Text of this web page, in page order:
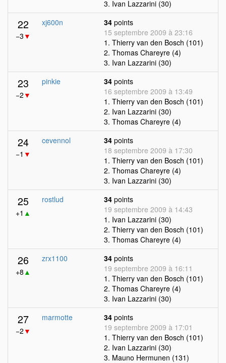
3. Ivan Lazzarini (30)
22
−3 ▼
xj600n 34 points
15 septembre 2009 à 23:16
1. Thierry van den Bosch (101)
2. Thomas Chareyre (4)
3. Ivan Lazzarini (30)
23
−2 ▼
pinkie 34 points
16 septembre 2009 à 13:49
1. Thierry van den Bosch (101)
2. Ivan Lazzarini (30)
3. Thomas Chareyre (4)
24
−1 ▼
cevennol 34 points
18 septembre 2009 à 17:30
1. Thierry van den Bosch (101)
2. Thomas Chareyre (4)
3. Ivan Lazzarini (30)
25
+1 ▲
rostlud 34 points
19 septembre 2009 à 14:43
1. Ivan Lazzarini (30)
2. Thierry van den Bosch (101)
3. Thomas Chareyre (4)
26
+8 ▲
zrx1100 34 points
19 septembre 2009 à 16:11
1. Thierry van den Bosch (101)
2. Thomas Chareyre (4)
3. Ivan Lazzarini (30)
27
−2 ▼
marmotte 34 points
19 septembre 2009 à 17:01
1. Thierry van den Bosch (101)
2. Ivan Lazzarini (30)
3. Mauno Hermunen (131)